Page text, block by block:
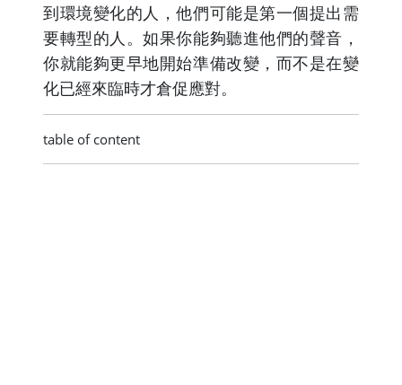
到環境變化的人，他們可能是第一個提出需
要轉型的人。如果你能夠聽進他們的聲音，
你就能夠更早地開始準備改變，而不是在變
化已經來臨時才倉促應對。
table of content